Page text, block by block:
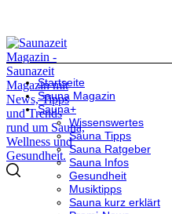
Startseite
Sauna Magazin
Sauna+
Wissenswertes
Sauna Tipps
Sauna Ratgeber
Sauna Infos
Gesundheit
Musiktipps
Sauna kurz erklärt